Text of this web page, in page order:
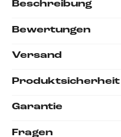
Beschreibung
Bewertungen
Versand
Produktsicherheit
Garantie
Fragen